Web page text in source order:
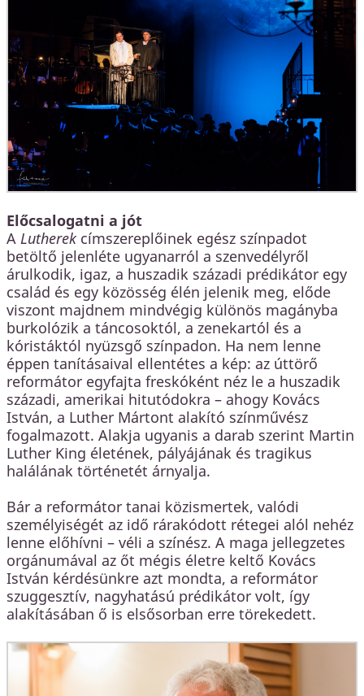
Előcsalogatni a jót
A Lutherek címszereplőinek egész színpadot
betöltő jelenléte ugyanarról a szenvedélyről
árulkodik, igaz, a huszadik századi prédikátor egy
család és egy közösség élén jelenik meg, előde
viszont majdnem mindvégig különös magányba
burkolózik a táncosoktól, a zenekartól és a
kóristáktól nyüzsgő színpadon. Ha nem lenne
éppen tanításaival ellentétes a kép: az úttörő
reformátor egyfajta freskóként néz le a huszadik
századi, amerikai hitutódokra – ahogy Kovács
István, a Luther Mártont alakító színművész
fogalmazott. Alakja ugyanis a darab szerint Martin
Luther King életének, pályájának és tragikus
halálának történetét árnyalja.
Bár a reformátor tanai közismertek, valódi
személyiségét az idő rárakódott rétegei alól nehéz
lenne előhívni – véli a színész. A maga jellegzetes
orgánumával az őt mégis életre keltő Kovács
István kérdésünkre azt mondta, a reformátor
szuggesztív, nagyhatású prédikátor volt, így
alakításában ő is elsősorban erre törekedett.